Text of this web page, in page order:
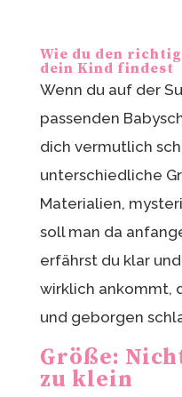
Wie du den
dein Kind findest
Wenn du auf der
passenden
dich vermutlich
unterschiedliche
Materialien,
soll man da
erfährst du klar
wirklich ankommt,
und geborgen
Größe:
zu klein